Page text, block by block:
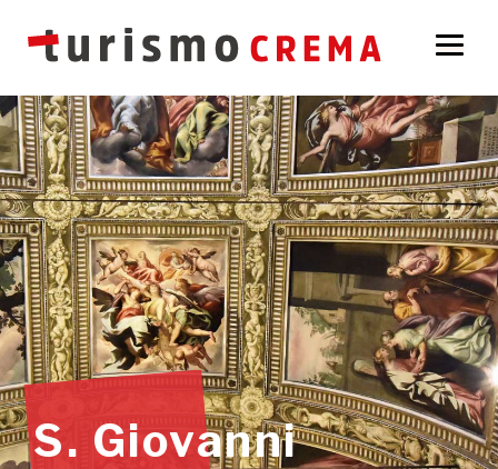
S. Giovanni